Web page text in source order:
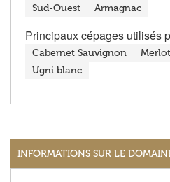
Sud-Ouest Armagnac
Principaux cépages utilisés
Cabernet Sauvignon Merlot
Ugni blanc
INFORMATIONS SUR LE